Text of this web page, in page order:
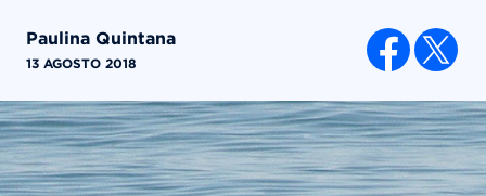
Paulina Quintana
13 AGOSTO 2018